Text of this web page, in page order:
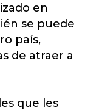
en
se puede
país,
de atraer a
que les